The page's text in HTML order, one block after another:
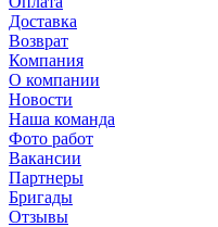
Доставка
Возврат
Компания
О компании
Новости
Наша команда
Фото работ
Вакансии
Партнеры
Бригады
Отзывы